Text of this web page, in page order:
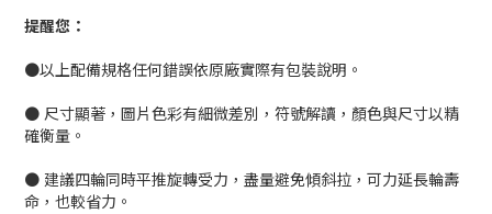
提醒您：
●以上配備規格任何錯誤依原廠實際有包裝說明。
● 尺寸顯著，圖片色彩有細微差別，符號解讀，顏色與尺寸以精
確衡量。
● 建議四輪同時平推旋轉受力，盡量避免傾斜拉，可力延長輪壽
命，也較省力。